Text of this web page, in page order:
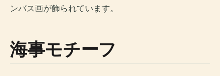
ンバス画が飾られています。
海事モチーフ